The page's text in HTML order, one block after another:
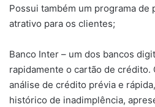
Possui também um programa de
atrativo para os clientes;
Banco Inter – um dos bancos
rapidamente o cartão de crédito.
análise de crédito prévia e
histórico de inadimplência,